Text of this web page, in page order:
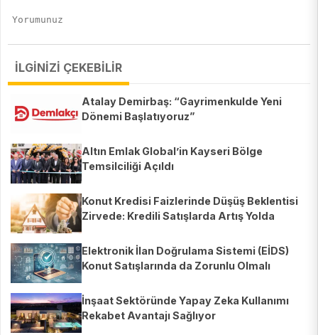
İLGİNİZİ ÇEKEBİLİR
Atalay Demirbaş: “Gayrimenkulde Yeni
Dönemi Başlatıyoruz”
Altın Emlak Global’in Kayseri Bölge
Temsilciliği Açıldı
Konut Kredisi Faizlerinde Düşüş Beklentisi
Zirvede: Kredili Satışlarda Artış Yolda
Elektronik İlan Doğrulama Sistemi (EİDS)
Konut Satışlarında da Zorunlu Olmalı
İnşaat Sektöründe Yapay Zeka Kullanımı
Rekabet Avantajı Sağlıyor